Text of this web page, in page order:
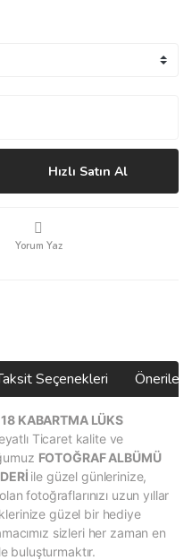
Hızlı Satın Al
Yorum Yaz
Seçenekleri
KABARTMA LÜKS
Ticaret kalite ve
FOTOĞRAF ALBÜMÜ
ile güzel günlerinize,
fotoğraflarınızı uzun yıllar
güzel bir hediye
sizleri her zaman en
buluşturmaktır.